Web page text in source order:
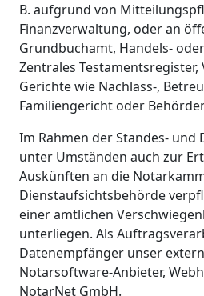
B. aufgrund von
Finanzverwaltung, oder an
Grundbuchamt, Handels-
Zentrales
Gerichte wie Nachlass-,
Familiengericht oder
Im Rahmen der Standes- und
unter Umständen auch zur
Auskünften an die
Dienstaufsichtsbehörde
einer amtlichen
unterliegen. Als
Datenempfänger unser
Notarsoftware-Anbieter,
NotarNet GmbH.